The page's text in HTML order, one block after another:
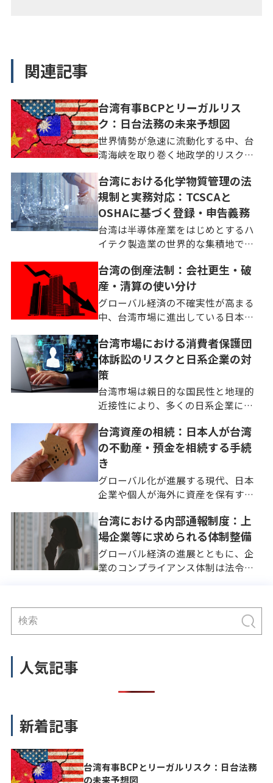
関連記事
台湾有事BCPとリーガルリス
ク：日台法務の未来予想図
世界情勢が急速に流動化する中、台
湾海峡を取り巻く地政学的リスク
まりません。企業経営における喫緊
の課題として認識される時代を迎え
ました。多くの日本企業にとって、
台湾は半導体をはじめとするサプ
[…]
台湾における化学物質管理の法
規制と実務対応：TCSCAと
OSHAに基づく登録・申告義務
台湾は半導体産業をはじめとするハ
イテク製造業の世界的な集積地であ
ーンの中核を担う重要なパートナー
です。台湾市場で化学物質を取り扱
うビジネスを展開する日本企業の経
営者や法務担当者が直面する最 […]
台湾の倒産法制：会社更生・破
産・清算の使い分け
グローバル経済の不確実性が高まる
中、台湾市場に進出している日本企
とりわけ事業再生と撤退に関わる法
制度の理解は避けて通れない経営課
題です。台湾は地理的・歴史的な近
接性から、多くの日本企業にと […]
台湾市場における消費者保護団
体訴訟のリスクと日系企業の対
策
台湾市場は親日的な国民性と地理的
近接性により、多くの日系企業にと
品質な製品やサービスは台湾の消費
者に高く評価されています。しかし
法務の観点からは、日本とは根本的
に異なる厳格な消費者保護のリ […]
台湾資産の相続：日本人が台湾
の不動産・預金を相続する手続
き
グローバル化が進展する現代、日本
企業や個人が海外に資産を保有する
本にとって歴史的・経済的に密接な
関係にあるパートナーであり、多く
の日本企業が進出し、個人投資家が
不動産や金融資産を保有するケ […]
台湾における内部通報制度：上
場企業等に求められる体制整備
グローバル経済の進展とともに、企
業のコンプライアンス体制は法令遵
企業の自浄作用を担保する内部通報
制度の整備は、不正の早期発見と是
正において不可欠なメカニズム […]
人気記事
新着記事
台湾有事BCPとリーガルリスク：日台法務
の未来予想図